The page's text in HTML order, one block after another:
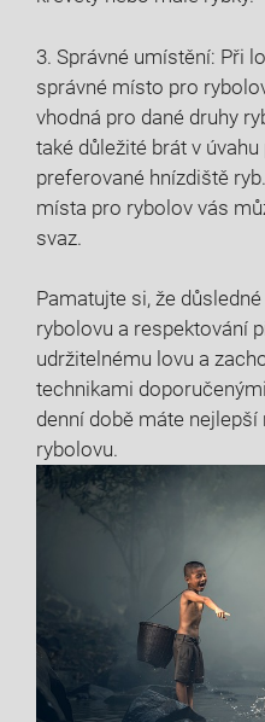
3. Správné ‍umístění: Při
správné místo ‍pro
vhodná pro dané druhy
také ⁢důležité brát v
preferované hnízdiště
místa pro​ rybolov vás
svaz.
Pamatujte si, že
rybolovu‍ a respektování
udržitelnému lovu a
⁢technikami
denní době máte
rybolovu.